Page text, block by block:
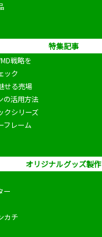
特集記事
戦略を
ック
せる売場
の活用方法
クシリーズ
フレーム
オリジナルグッズ製作
ー
カチ